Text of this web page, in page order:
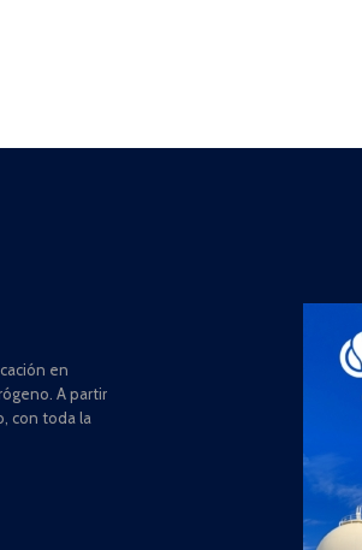
en
A partir
con toda la